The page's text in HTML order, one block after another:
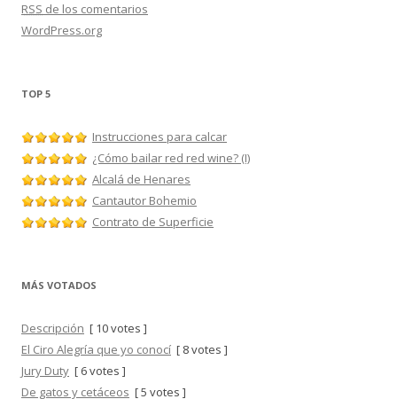
RSS de los comentarios
WordPress.org
TOP 5
Instrucciones para calcar
¿Cómo bailar red red wine? (I)
Alcalá de Henares
Cantautor Bohemio
Contrato de Superficie
MÁS VOTADOS
Descripción [ 10 votes ]
El Ciro Alegría que yo conocí [ 8 votes ]
Jury Duty [ 6 votes ]
De gatos y cetáceos [ 5 votes ]